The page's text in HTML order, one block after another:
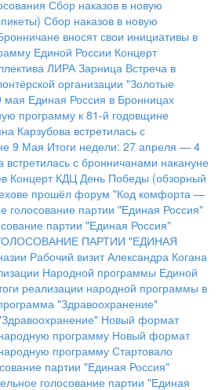
Сбор наказов в новую
Сбор наказов в новую
вносят свои инициативы в
Единой России Концерт
ЛИРА Зарница Встреча в
организации "Золотые
мая Единая Россия в Бронницах
программу к 81-й годовщине
Карзубова встретилась с
9 Мая Итоги недели: 27 апреля — 4
встретилась с бронничанами накануне
Концерт КДЦ День Победы (обзорный
прошёл форум "Код комфорта —
голосование партии "Единая Россия"
партии "Единая Россия"
ПАРТИИ "ЕДИНАЯ
Рабочий визит Александра Когана
Народной программы Единой
реализации народной программы в
"Здравоохранение"
Новый формат
программу Новый формат
программу Стартовало
партии "Единая Россия"
голосование партии "Единая